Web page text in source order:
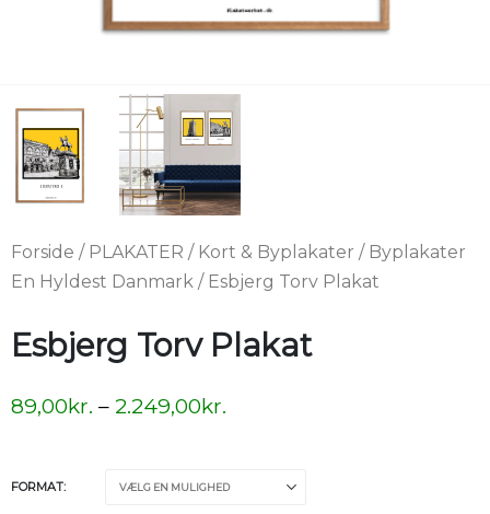
Forside / PLAKATER / Kort & Byplakater / Byplakater
En Hyldest Danmark / Esbjerg Torv Plakat
Esbjerg Torv Plakat
89,00kr. – 2.249,00kr.
FORMAT